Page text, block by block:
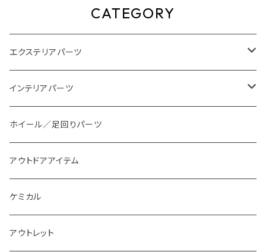
CATEGORY
エクステリアパーツ
スタイリングパーツ
外装系LED
インテリアパーツ
装飾アイテム
インテリア系LED
ホイール／足回りパーツ
アウトドアアイテム
ケミカル
アウトレット